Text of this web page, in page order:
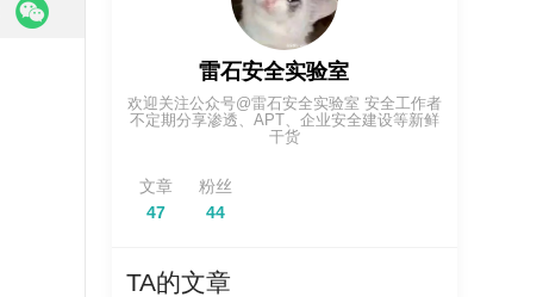
雷石安全实验室
欢迎关注公众号@雷石安全实验室 安全工作者
不定期分享渗透、APT、企业安全建设等新鲜
干货
文章
47
粉丝
44
TA的文章